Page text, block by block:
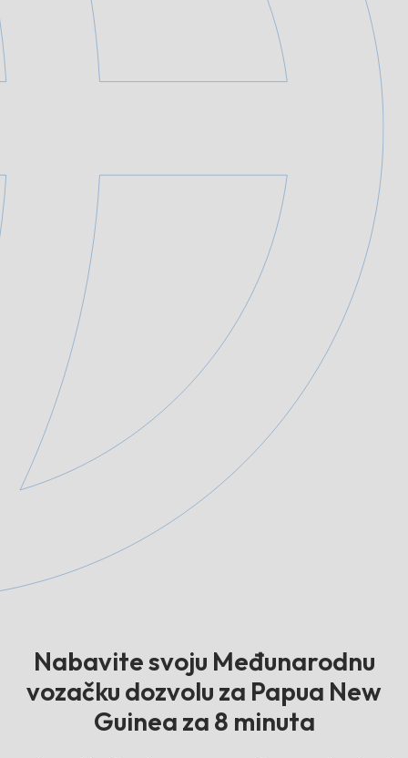
Nabavite svoju Međunarodnu
vozačku dozvolu za Papua New
Guinea za 8 minuta